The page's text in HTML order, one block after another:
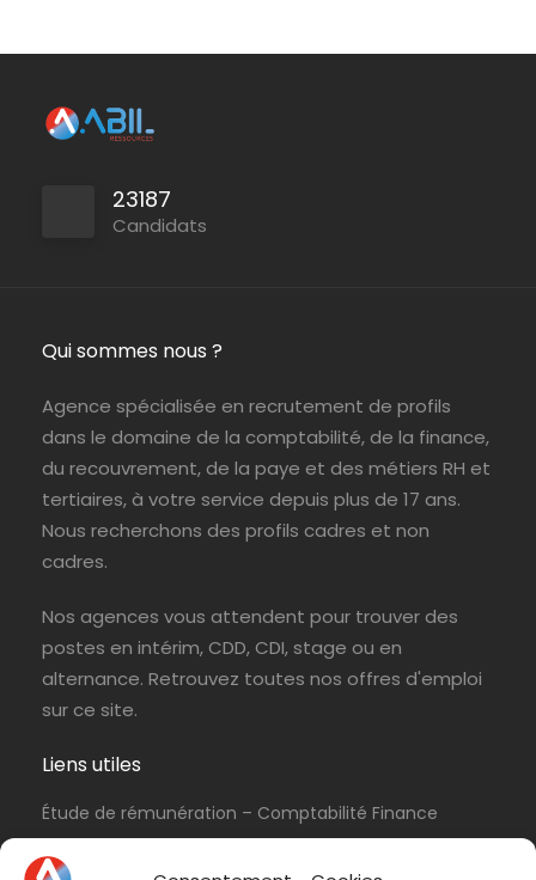
23187
Candidats
Qui sommes nous ?
Agence spécialisée en recrutement de profils
dans le domaine de la comptabilité, de la finance,
du recouvrement, de la paye et des métiers RH et
tertiaires, à votre service depuis plus de 17 ans.
Nous recherchons des profils cadres et non
cadres.
Nos agences vous attendent pour trouver des
postes en intérim, CDD, CDI, stage ou en
alternance. Retrouvez toutes nos offres d'emploi
sur ce site.
Liens utiles
Étude de rémunération – Comptabilité Finance